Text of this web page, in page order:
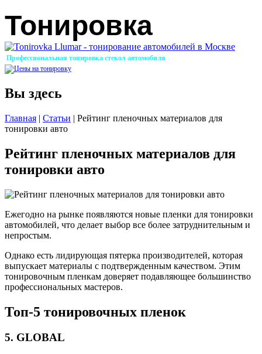
Тонировка
Профессиональная тонировка стекол автомобиля
Вы здесь
Главная | Статьи | Рейтинг пленочных материалов для
тонировки авто
Рейтинг пленочных материалов для
тонировки авто
Ежегодно на рынке появляются новые пленки для тонировки
автомобилей, что делает выбор все более затруднительным и
непростым.
Однако есть лидирующая пятерка производителей, которая
выпускает материалы с подтвержденным качеством. Этим
тонировочным пленкам доверяет подавляющее большинство
профессиональных мастеров.
Топ-5 тонировочных пленок
5. GLOBAL